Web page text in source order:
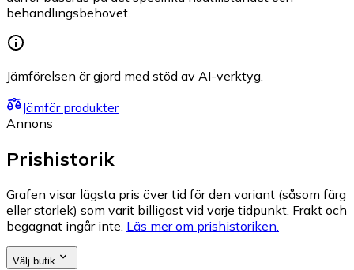
behandlingsbehovet.
Jämförelsen är gjord med stöd av AI-verktyg.
Jämför produkter
Annons
Prishistorik
Grafen visar lägsta pris över tid för den variant (såsom färg
eller storlek) som varit billigast vid varje tidpunkt. Frakt och
begagnat ingår inte. Läs mer om prishistoriken.
Välj butik